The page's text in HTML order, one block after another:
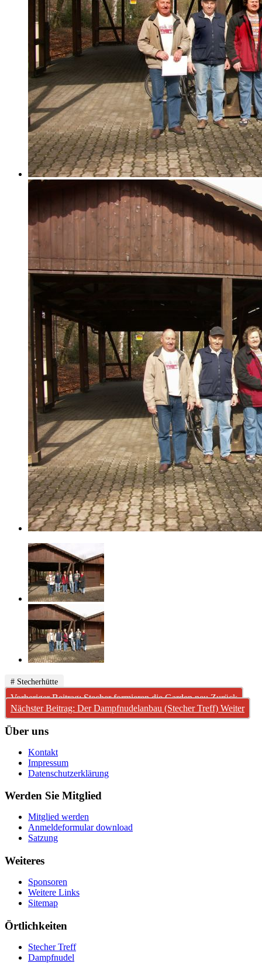
# Stecherhütte
Vorheriger Beitrag: Stecher formieren die Garden neuZurück
Nächster Beitrag: Der Dampfnudelanbau (Stecher Treff) Weiter
Über uns
Kontakt
Impressum
Datenschutzerklärung
Werden Sie Mitglied
Mitglied werden
Anmeldeformular download
Satzung
Weiteres
Sponsoren
Weitere Links
Sitemap
Örtlichkeiten
Stecher Treff
Dampfnudel